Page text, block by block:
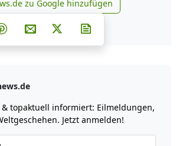
news.de zu Google
zu Google hinzufügen
Teilen auf Facebook
Teilen auf Whatsapp
Teilen auf Telegram
Teilen auf Pinterest
Per E-Mail teilen
Post auf X
& topaktuell informiert: Eilmeldungen,
Jetzt anmelden!